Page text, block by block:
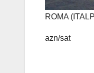
ROMA
azn/sat